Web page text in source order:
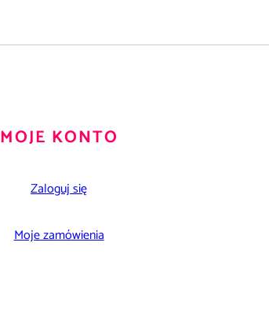
MOJE KONTO
Zaloguj się
Moje zamówienia